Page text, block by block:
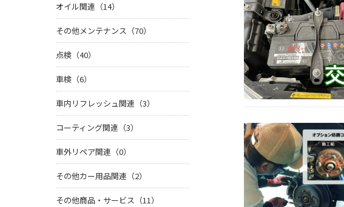
オイル関連（14）
その他メンテナンス（70）
点検（40）
車検（6）
車内リフレッシュ関連（3）
コーティング関連（3）
車外リペア関連（0）
その他カー用品関連（2）
その他商品・サービス（11）